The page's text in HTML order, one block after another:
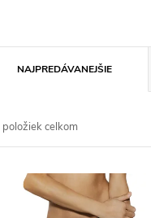
NAJPREDÁVANEJŠIE
položiek celkom